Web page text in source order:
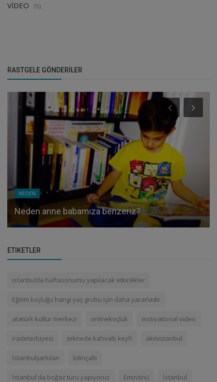
VİDEO (5)
RASTGELE GÖNDERILER
BİRAZ MOLA
Mutlu Seneler
ETIKETLER
istanbulda haftasonumu yapılacak etkinlikler
Eğitim koçluğu hangi yaş grubu için daha yararladır
atatürk kültür merkezi onlinekoçluk motivational video
iradeterbiyesi teknede kahvaltı keyfi akmistanbul
İstanbulşarkıları bilinçaltı
İstanbul'da boğaz turu yapıyoruz Eminönü İstanbul